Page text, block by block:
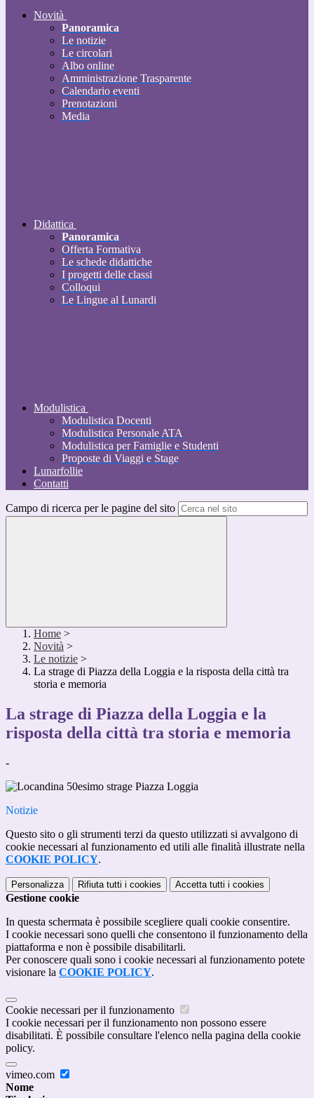
Novità
Panoramica
Le notizie
Le circolari
Albo online
Amministrazione Trasparente
Calendario eventi
Prenotazioni
Media
Didattica
Panoramica
Offerta Formativa
Le schede didattiche
I progetti delle classi
Colloqui
Le Lingue al Lunardi
Modulistica
Modulistica Docenti
Modulistica Personale ATA
Modulistica per Famiglie e Studenti
Proposte di Viaggi e Stage
Lunarfollie
Contatti
Campo di ricerca per le pagine del sito
Home >
Novità >
Le notizie >
La strage di Piazza della Loggia e la risposta della città tra
storia e memoria
La strage di Piazza della Loggia e la
risposta della città tra storia e memoria
-
Notizie
Questo sito o gli strumenti terzi da questo utilizzati si avvalgono di
cookie necessari al funzionamento ed utili alle finalità illustrate nella
COOKIE POLICY.
Personalizza Rifiuta tutti i cookies Accetta tutti i cookies
Gestione cookie
In questa schermata è possibile scegliere quali cookie consentire.
I cookie necessari sono quelli che consentono il funzionamento della
piattaforma e non è possibile disabilitarli.
Per conoscere quali sono i cookie necessari al funzionamento potete
visionare la COOKIE POLICY.
Cookie necessari per il funzionamento
I cookie necessari per il funzionamento non possono essere
disabilitati. È possibile consultare l'elenco nella pagina della cookie
policy.
vimeo.com
Nome